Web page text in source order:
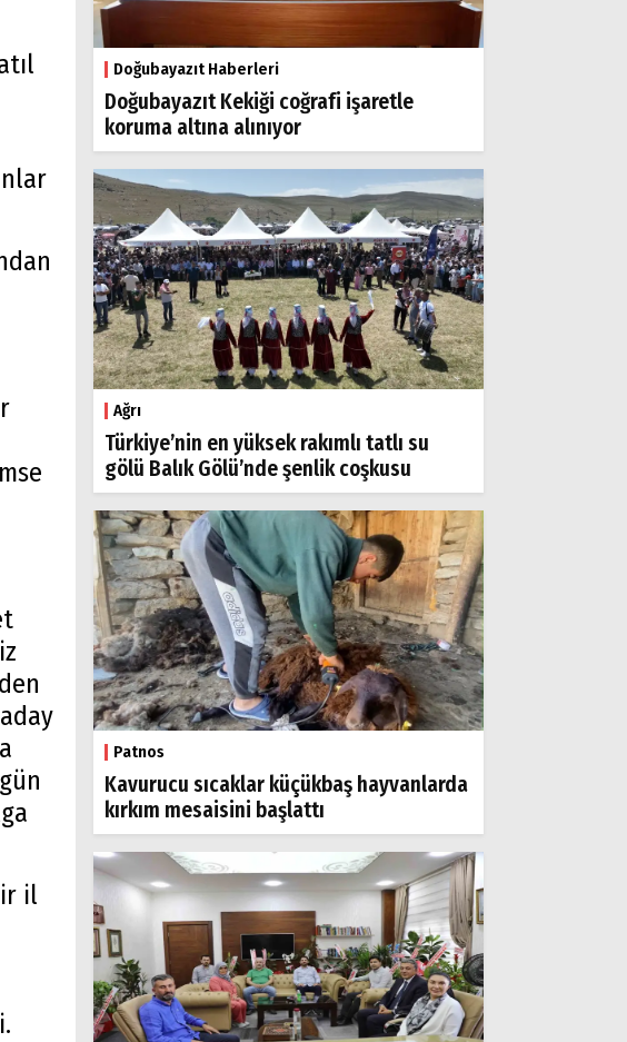
il
Doğubayazıt Haberleri
Doğubayazıt Kekiği coğrafi işaretle
koruma altına alınıyor
Ağrı
Türkiye’nin en yüksek rakımlı tatlı su
gölü Balık Gölü’nde şenlik coşkusu
Patnos
Kavurucu sıcaklar küçükbaş hayvanlarda
kırkım mesaisini başlattı